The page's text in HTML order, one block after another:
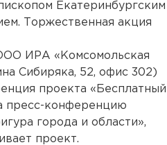
Екатеринбургским
Торжественная акция
ИРА «Комсомольская
Сибиряка, 52, офис 302)
проекта «Бесплатный
пресс-конференцию
города и области»,
проект.